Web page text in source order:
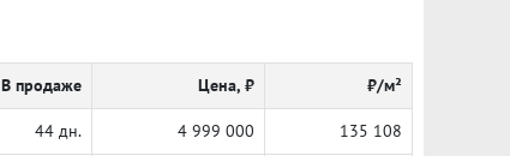
В продаже Цена, ₽ ₽/м²
44 дн. 4 999 000 135 108